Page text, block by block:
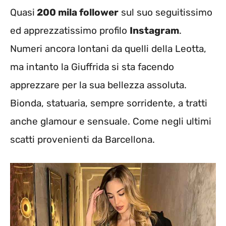
Quasi 200 mila follower sul suo seguitissimo
ed apprezzatissimo profilo Instagram.
Numeri ancora lontani da quelli della Leotta,
ma intanto la Giuffrida si sta facendo
apprezzare per la sua bellezza assoluta.
Bionda, statuaria, sempre sorridente, a tratti
anche glamour e sensuale. Come negli ultimi
scatti provenienti da Barcellona.